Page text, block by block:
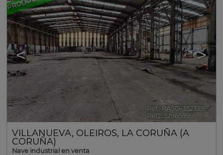
< >
Ref.. RASO-352339 🔗
Ref2. 52965999
VILLANUEVA, OLEIROS, LA CORUÑA (A
CORUÑA)
Nave industrial en venta